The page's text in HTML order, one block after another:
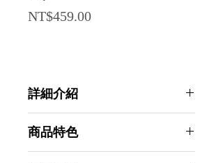
NT$459.00Price
詳細介紹
商品特色